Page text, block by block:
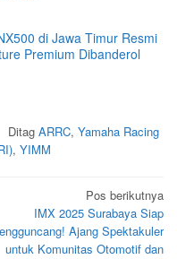
di Jawa Timur Resmi
Premium Dibanderol
Ditag ARRC, Yamaha Racing
, YIMM
Pos berikutnya
IMX 2025 Surabaya Siap
Ajang Spektakuler
untuk Komunitas Otomotif dan